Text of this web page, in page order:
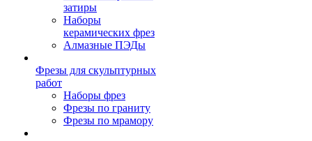
затиры
Наборы
керамических фрез
Алмазные ПЭДы
Фрезы для скульптурных
работ
Наборы фрез
Фрезы по граниту
Фрезы по мрамору